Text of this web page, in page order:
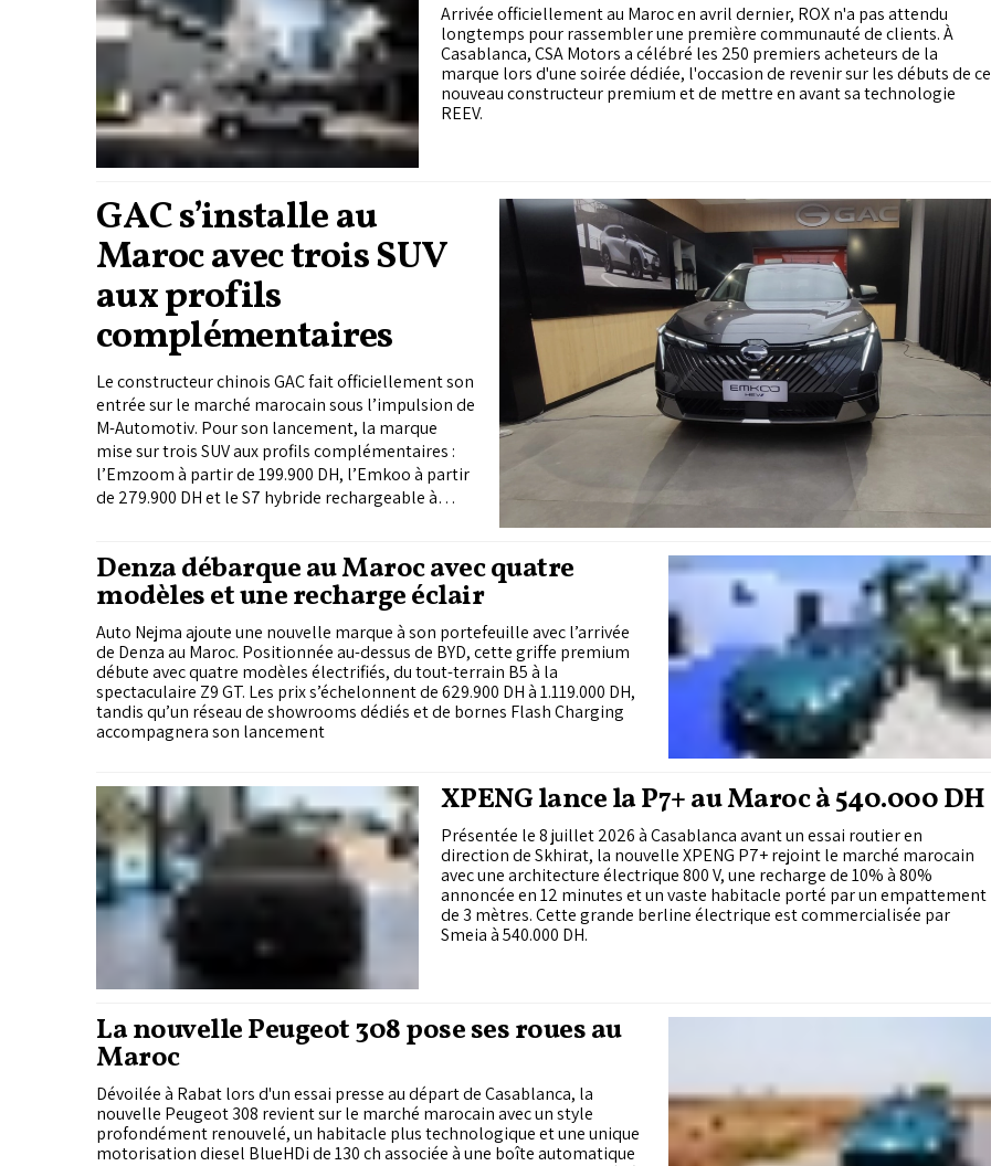
Arrivée officiellement au Maroc en avril dernier, ROX n'a pas attendu
longtemps pour rassembler une première communauté de clients. À
Casablanca, CSA Motors a célébré les 250 premiers acheteurs de la
marque lors d'une soirée dédiée, l'occasion de revenir sur les débuts de ce
nouveau constructeur premium et de mettre en avant sa technologie
REEV.
GAC s’installe au
Maroc avec trois SUV
aux profils
complémentaires
Le constructeur chinois GAC fait officiellement son
entrée sur le marché marocain sous l’impulsion de
M-Automotiv. Pour son lancement, la marque
mise sur trois SUV aux profils complémentaires :
l’Emzoom à partir de 199.900 DH, l’Emkoo à partir
de 279.900 DH et le S7 hybride rechargeable à
marché.
Denza débarque au Maroc avec quatre
modèles et une recharge éclair
Auto Nejma ajoute une nouvelle marque à son portefeuille avec l’arrivée
de Denza au Maroc. Positionnée au-dessus de BYD, cette griffe premium
débute avec quatre modèles électrifiés, du tout-terrain B5 à la
spectaculaire Z9 GT. Les prix s’échelonnent de 629.900 DH à 1.119.000 DH,
tandis qu’un réseau de showrooms dédiés et de bornes Flash Charging
accompagnera son lancement
XPENG lance la P7+ au Maroc à 540.000 DH
Présentée le 8 juillet 2026 à Casablanca avant un essai routier en
direction de Skhirat, la nouvelle XPENG P7+ rejoint le marché marocain
avec une architecture électrique 800 V, une recharge de 10% à 80%
annoncée en 12 minutes et un vaste habitacle porté par un empattement
de 3 mètres. Cette grande berline électrique est commercialisée par
Smeia à 540.000 DH.
La nouvelle Peugeot 308 pose ses roues au
Maroc
Dévoilée à Rabat lors d'un essai presse au départ de Casablanca, la
nouvelle Peugeot 308 revient sur le marché marocain avec un style
profondément renouvelé, un habitacle plus technologique et une unique
motorisation diesel BlueHDi de 130 ch associée à une boîte automatique